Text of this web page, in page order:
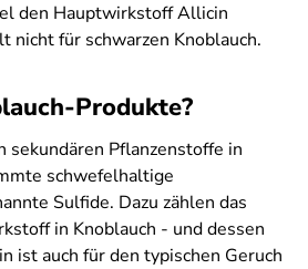
den Hauptwirkstoff Allicin
nicht für schwarzen Knoblauch.
Produkte?
sekundären Pflanzenstoffe in
schwefelhaltige
Sulfide. Dazu zählen das
in Knoblauch - und dessen
ist auch für den typischen Geruch